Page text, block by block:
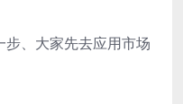
、大家先去应用市场